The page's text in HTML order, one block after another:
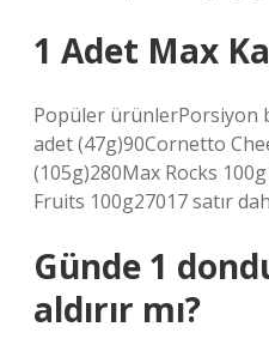
1 Adet Max
Popüler ürünlerPorsiyon
adet (47g)90Cornetto
(105g)280Max Rocks
Fruits 100g27017 satır
Günde 1
aldırır mı?